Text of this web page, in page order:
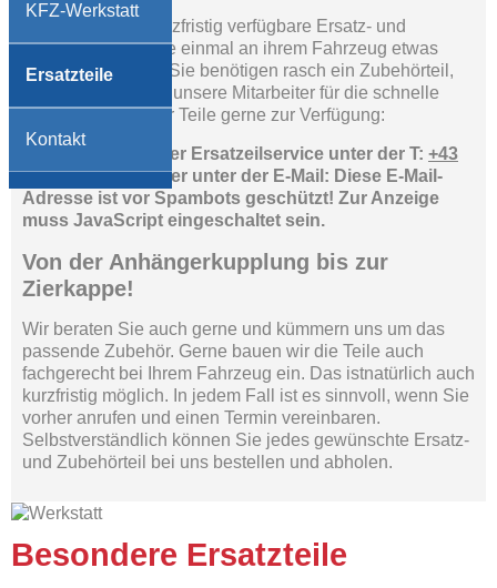
KFZ-Werkstatt
Ersatzteile
Kontakt
Das Service für kurzfristig verfügbare Ersatz- und
Zubehörteile. Sollte einmal an ihrem Fahrzeug etwas
kaputt gehen oder Sie benötigen rasch ein Zubehörteil,
dann stehen Ihnen unsere Mitarbeiter für die schnelle
Beschaffung dieser Teile gerne zur Verfügung:
Sie erreichen unser Ersatzeilservice unter der T: +43
3463 81 611 28oder unter der E-Mail: Diese E-Mail-
Adresse ist vor Spambots geschützt! Zur Anzeige
muss JavaScript eingeschaltet sein.
Von der Anhängerkupplung bis zur
Zierkappe!
Wir beraten Sie auch gerne und kümmern uns um das
passende Zubehör. Gerne bauen wir die Teile auch
fachgerecht bei Ihrem Fahrzeug ein. Das istnatürlich auch
kurzfristig möglich. In jedem Fall ist es sinnvoll, wenn Sie
vorher anrufen und einen Termin vereinbaren.
Selbstverständlich können Sie jedes gewünschte Ersatz-
und Zubehörteil bei uns bestellen und abholen.
Besondere Ersatzteile